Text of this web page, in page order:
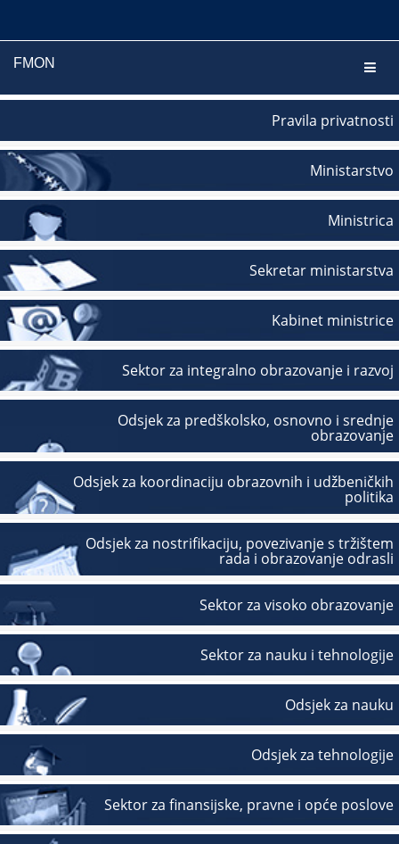
FMON
Pravila privatnosti
Ministarstvo
Ministrica
Sekretar ministarstva
Kabinet ministrice
Sektor za integralno obrazovanje i razvoj
Odsjek za predškolsko, osnovno i srednje
obrazovanje
Odsjek za koordinaciju obrazovnih i udžbeničkih
politika
Odsjek za nostrifikaciju, povezivanje s tržištem
rada i obrazovanje odrasli
Sektor za visoko obrazovanje
Sektor za nauku i tehnologije
Odsjek za nauku
Odsjek za tehnologije
Sektor za finansijske, pravne i opće poslove